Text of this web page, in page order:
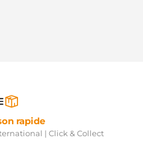
rapide
| Click & Collect